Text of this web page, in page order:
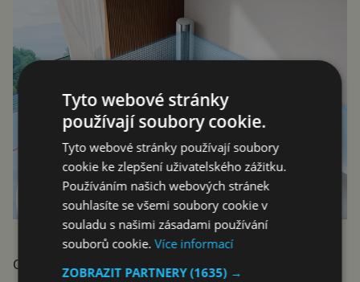
Co Xiaomi tlačí v marketingu nejvíc, je dosah vzduchu.
Tyto webové stránky
používají soubory cookie.
Tyto webové stránky používají soubory
cookie ke zlepšení uživatelského zážitku.
Používáním našich webových stránek
souhlasíte se všemi soubory cookie v
souladu s našimi zásadami používání
souborů cookie.Více informací
ZOBRAZIT PARTNERY(1635) →